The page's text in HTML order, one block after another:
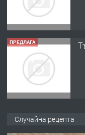
ПРЕДЛАГА
Случайна рецепта